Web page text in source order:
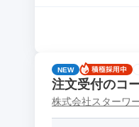
NEW
注文受付のコ
株式会社スターワ